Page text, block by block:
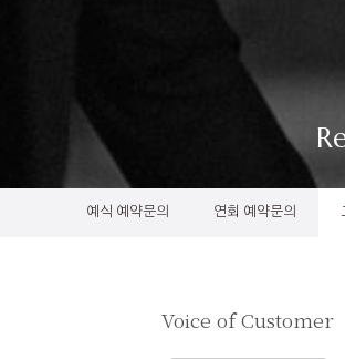
예식 예약문의 연회 예약문의
Voice of Customer